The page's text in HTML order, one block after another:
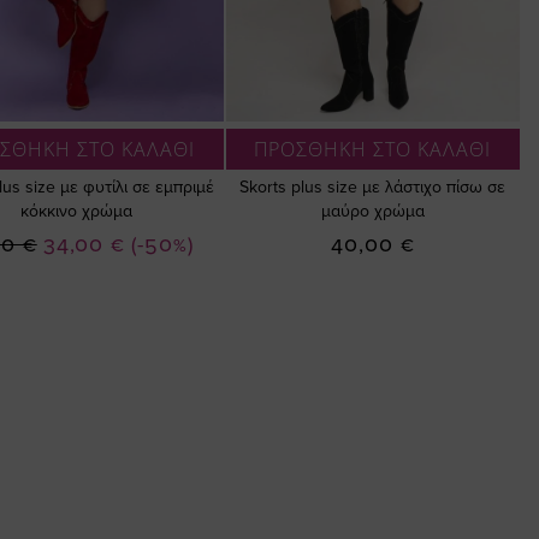
ΣΤΟ ΚΑΛΑΘΙ
size με φυτίλι σε εμπριμέ
κόκκινο χρώμα
(-50%)
Ειδική
34,00 €
€
ΠΡΟΣΘΗΚΗ ΣΤΟ ΚΑΛΑΘΙ
Skorts plus size με λάστιχο πίσω σε
μαύρο χρώμα
40,00 €